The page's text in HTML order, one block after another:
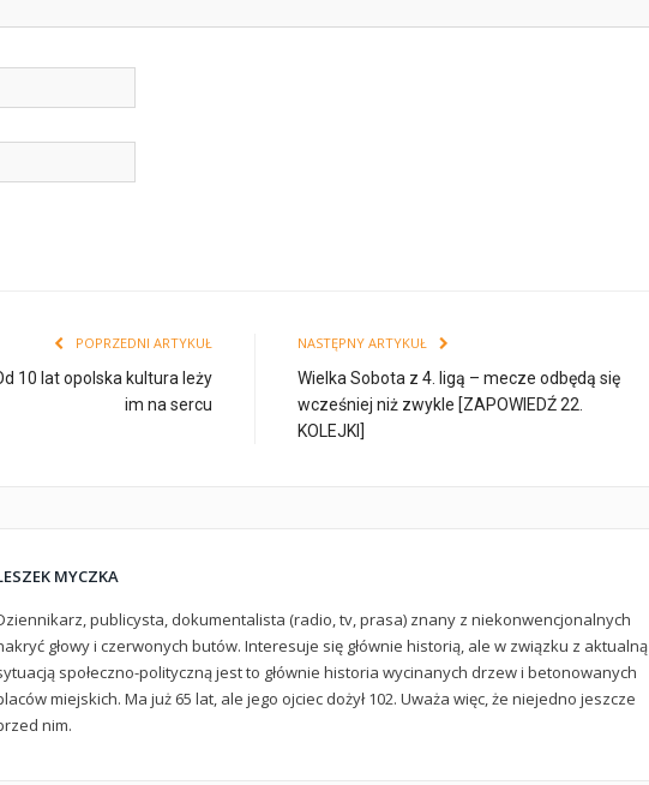
POPRZEDNI ARTYKUŁ
10 lat opolska kultura leży
im na sercu
NASTĘPNY ARTYKUŁ
Wielka Sobota z 4. ligą – mecze odbędą się
wcześniej niż zwykle [ZAPOWIEDŹ 22.
KOLEJKI]
MYCZKA
publicysta, dokumentalista (radio, tv, prasa) znany z niekonwencjonalnych
głowy i czerwonych butów. Interesuje się głównie historią, ale w związku z aktualną
społeczno-polityczną jest to głównie historia wycinanych drzew i betonowanych
miejskich. Ma już 65 lat, ale jego ojciec dożył 102. Uważa więc, że niejedno jeszcze
nim.